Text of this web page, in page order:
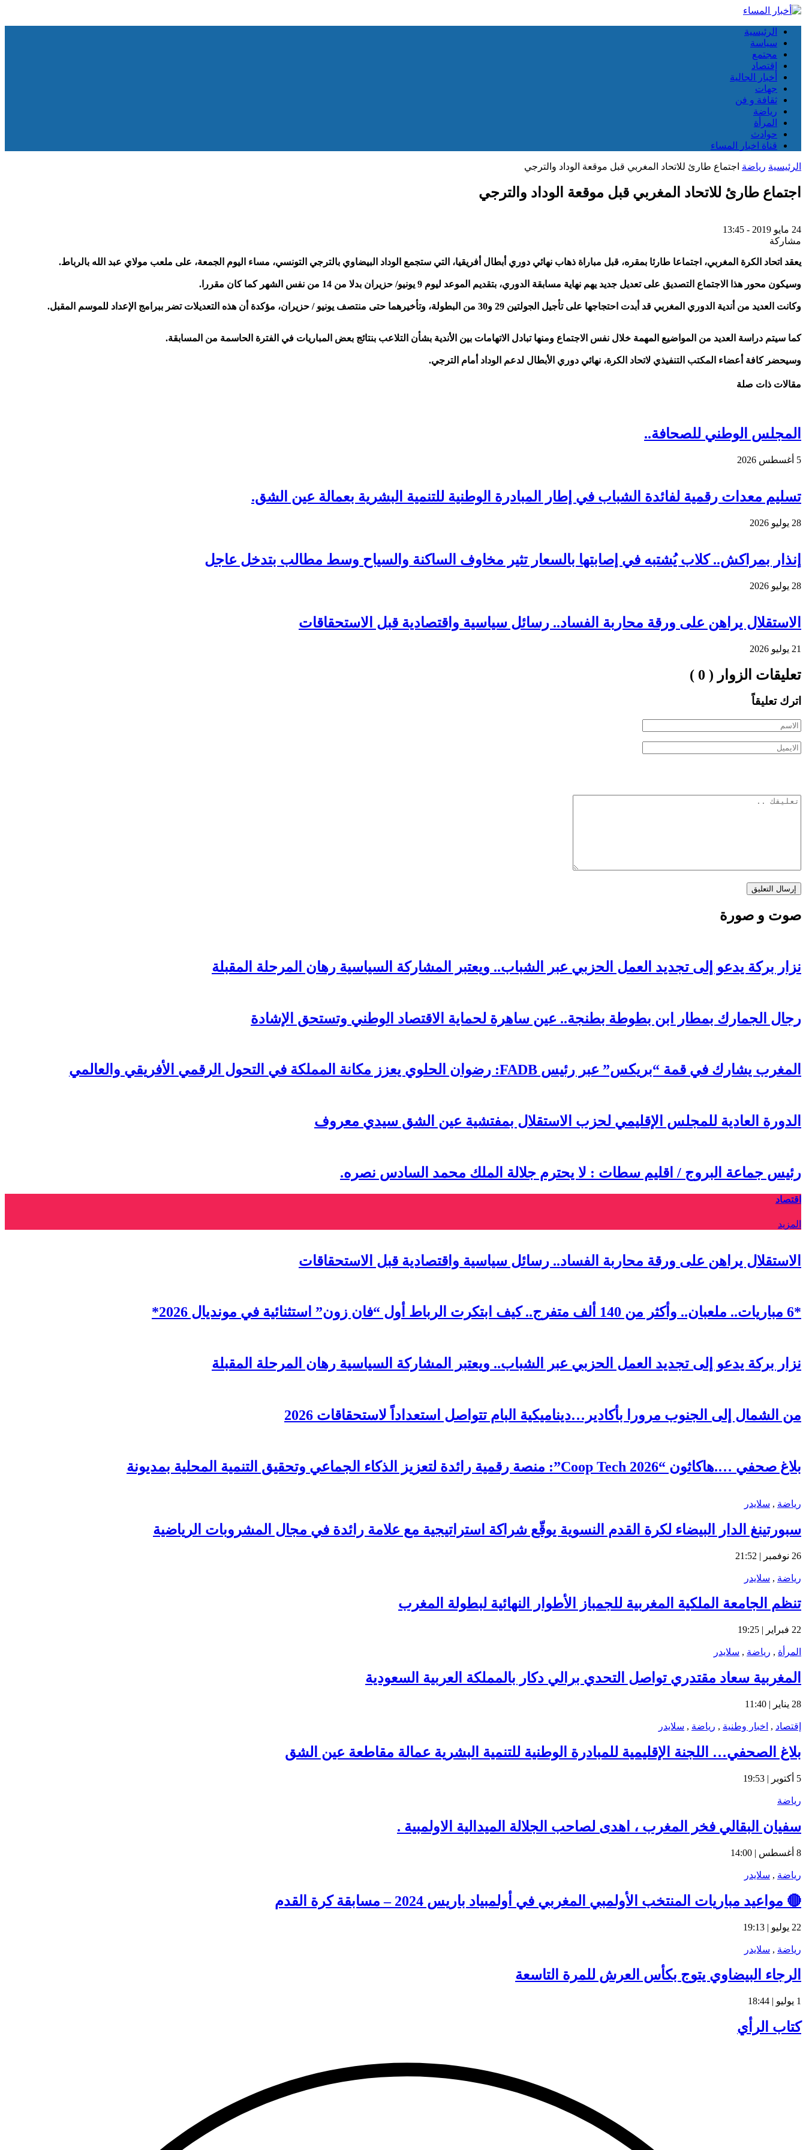
الرئيسية
سياسة
مجتمع
إقتصاد
أخبار الجالية
جهات
ثقافة و فن
رياضة
المرأة
حوادث
قناة اخبار المساء
الرئيسية رياضة اجتماع طارئ للاتحاد المغربي قبل موقعة الوداد والترجي
اجتماع طارئ للاتحاد المغربي قبل موقعة الوداد والترجي
24 مايو 2019 - 13:45
مشاركة
يعقد اتحاد الكرة المغربي، اجتماعا طارئا بمقره، قبل مباراة ذهاب نهائي دوري أبطال أفريقيا، التي ستجمع الوداد البيضاوي بالترجي التونسي، مساء اليوم الجمعة، على ملعب مولاي عبد الله بالرباط.
وسيكون محور هذا الاجتماع التصديق على تعديل جديد يهم نهاية مسابقة الدوري، بتقديم الموعد ليوم 9 يونيو/ حزيران بدلا من 14 من نفس الشهر كما كان مقررا.
وكانت العديد من أندية الدوري المغربي قد أبدت احتجاجها على تأجيل الجولتين 29 و30 من البطولة، وتأخيرهما حتى منتصف يونيو / حزيران، مؤكدة أن هذه التعديلات تضر ببرامج الإعداد للموسم المقبل.
كما سيتم دراسة العديد من المواضيع المهمة خلال نفس الاجتماع ومنها تبادل الاتهامات بين الأندية بشأن التلاعب بنتائج بعض المباريات في الفترة الحاسمة من المسابقة.
وسيحضر كافة أعضاء المكتب التنفيذي لاتحاد الكرة، نهائي دوري الأبطال لدعم الوداد أمام الترجي.
مقالات ذات صلة
المجلس الوطني للصحافة..
5 أغسطس 2026
تسليم معدات رقمية لفائدة الشباب في إطار المبادرة الوطنية للتنمية البشرية بعمالة عين الشق.
28 يوليو 2026
إنذار بمراكش.. كلاب يُشتبه في إصابتها بالسعار تثير مخاوف الساكنة والسياح وسط مطالب بتدخل عاجل
28 يوليو 2026
الاستقلال يراهن على ورقة محاربة الفساد.. رسائل سياسية واقتصادية قبل الاستحقاقات
21 يوليو 2026
تعليقات الزوار ( 0 )
اترك تعليقاً
صوت و صورة
نزار بركة يدعو إلى تجديد العمل الحزبي عبر الشباب.. ويعتبر المشاركة السياسية رهان المرحلة المقبلة
رجال الجمارك بمطار ابن بطوطة بطنجة.. عين ساهرة لحماية الاقتصاد الوطني وتستحق الإشادة
المغرب يشارك في قمة “بريكس” عبر رئيس FADB: رضوان الحلوي يعزز مكانة المملكة في التحول الرقمي الأفريقي والعالمي
الدورة العادية للمجلس الإقليمي لحزب الاستقلال بمفتشية عين الشق سيدي معروف
رئيس جماعة البروج / اقليم سطات : لا يحترم جلالة الملك محمد السادس نصره.
اقتصاد
المزيد
الاستقلال يراهن على ورقة محاربة الفساد.. رسائل سياسية واقتصادية قبل الاستحقاقات
*6 مباريات.. ملعبان.. وأكثر من 140 ألف متفرج.. كيف ابتكرت الرباط أول “فان زون” استثنائية في مونديال 2026*
نزار بركة يدعو إلى تجديد العمل الحزبي عبر الشباب.. ويعتبر المشاركة السياسية رهان المرحلة المقبلة
من الشمال إلى الجنوب مرورا بأكادير…ديناميكية البام تتواصل استعداداً لاستحقاقات 2026
بلاغ صحفي ….هاكاثون “Coop Tech 2026”: منصة رقمية رائدة لتعزيز الذكاء الجماعي وتحقيق التنمية المحلية بمديونة
رياضة , سلايدر
سبورتينغ الدار البيضاء لكرة القدم النسوية يوقّع شراكة استراتيجية مع علامة رائدة في مجال المشروبات الرياضية
26 نوفمبر | 21:52
رياضة , سلايدر
تنظم الجامعة الملكية المغربية للجمباز الأطوار النهائية لبطولة المغرب
22 فبراير | 19:25
المرأة , رياضة , سلايدر
المغربية سعاد مقتدري تواصل التحدي برالي دكار بالمملكة العربية السعودية
28 يناير | 11:40
إقتصاد , اخبار وطنية , رياضة , سلايدر
بلاغ الصحفي… اللجنة الإقليمية للمبادرة الوطنية للتنمية البشرية عمالة مقاطعة عين الشق
5 أكتوبر | 19:53
رياضة
سفيان البقالي فخر المغرب ، اهدى لصاحب الجلالة الميدالية الاولمبية .
8 أغسطس | 14:00
رياضة , سلايدر
🔴 مواعيد مباريات المنتخب الأولمبي المغربي في أولمبياد باريس 2024 – مسابقة كرة القدم
22 يوليو | 19:13
رياضة , سلايدر
الرجاء البيضاوي يتوج بكأس العرش للمرة التاسعة
1 يوليو | 18:44
كتاب الرأي